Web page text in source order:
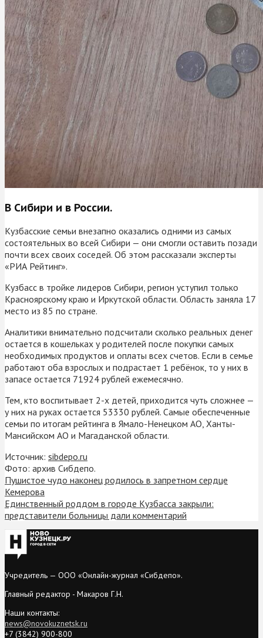
В Сибири и в России.
Кузбасские семьи внезапно оказались одними из самых
состоятельных во всей Сибири — они смогли оставить позади
почти всех своих соседей. Об этом рассказали эксперты
«РИА Рейтинг».
Кузбасс в тройке лидеров Сибири, регион уступил только
Красноярскому краю и Иркутской области. Область заняла 17
место из 85 по стране.
Аналитики внимательно подсчитали сколько реальных денег
остается в кошельках у родителей после покупки самых
необходимых продуктов и оплаты всех счетов. Если в семье
работают оба взрослых и подрастает 1 ребёнок, то у них в
запасе остается 71924 рублей ежемесячно.
Тем, кто воспитывает 2-х детей, приходится чуть сложнее —
у них на руках остается 53330 рублей. Самые обеспеченные
семьи по итогам рейтинга в Ямало-Ненецком АО, Ханты-
Мансийском АО и Магаданской области.
Источник: sibdepo.ru
Фото: архив Сибдепо.
Пушистое чудо наконец родилось в запретном сердце
Кемерова
Единственный роддом в городе Кузбасса закрыли:
представители больницы дали комментарий
Учредитель — ООО «Онлайн-журнал «Сибдепо».
Главный редактор - Макаров Г.Н.
Наши контакты:
news@novokuznetsk.ru
+7 (3842) 900-800